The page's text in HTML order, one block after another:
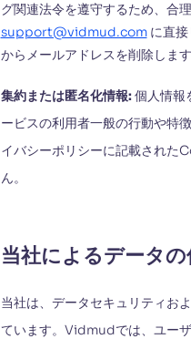
グ関連法令を遵守するため、合
support@vidmud.comに直接
からメールアドレスを削除します
集約または匿名化情報:個人情報
ービスの利用者一般の行動や特
イバシーポリシーに記載された
ん。
当社によるデータ
当社は、データセキュリティお
ています。Vidmudでは、ユー